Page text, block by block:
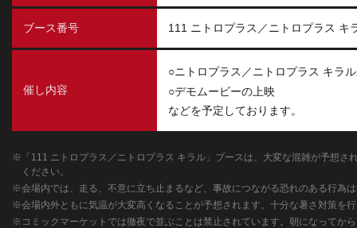
ブース番号 111 ニトロプラス／ニトロプラス キ
催し内容
ニトロプラス／ニトロプラス キラ
デモムービーの上映
などを予定しております。
「111 ニトロプラス／ニトロプラス キラル」ブースは、大変な混雑が予想
ください。
会場内では、走る、不意に立ち止まるなど、事故につながる恐れのある行為
会場内外ともに気温が大変高くなることが予想されます。十分な暑さ対策を
コミックマーケットでは徹夜で並ぶことは禁止されています。朝になってか